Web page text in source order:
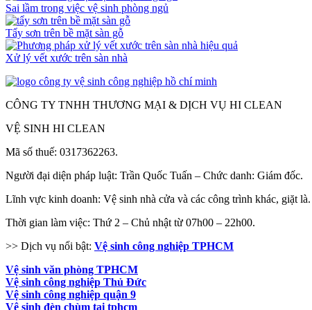
Sai lầm trong việc vệ sinh phòng ngủ
Tẩy sơn trên bề mặt sàn gỗ
Xử lý vết xước trên sàn nhà
CÔNG TY TNHH THƯƠNG MẠI & DỊCH VỤ HI CLEAN
VỆ SINH HI CLEAN
Mã số thuế: 0317362263.
Người đại diện pháp luật: Trần Quốc Tuấn – Chức danh: Giám đốc.
Lĩnh vực kinh doanh: Vệ sinh nhà cửa và các công trình khác, giặt là.
Thời gian làm việc: Thứ 2 – Chủ nhật từ 07h00 – 22h00.
>> Dịch vụ nổi bật: Vệ sinh công nghiệp TPHCM
Vệ sinh văn phòng TPHCM
Vệ sinh công nghiệp Thủ Đức
Vệ sinh công nghiệp quận 9
Vệ sinh đèn chùm tại tphcm